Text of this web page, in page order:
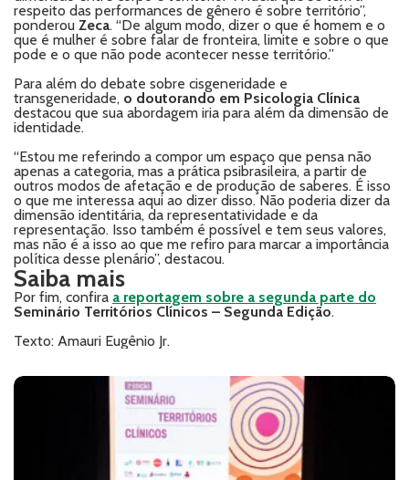
respeito das performances de gênero é sobre território”,
ponderou Zeca. “De algum modo, dizer o que é homem e o
que é mulher é sobre falar de fronteira, limite e sobre o que
pode e o que não pode acontecer nesse território.”
Para além do debate sobre cisgeneridade e
transgeneridade, o doutorando em Psicologia Clínica
destacou que sua abordagem iria para além da dimensão de
identidade.
“Estou me referindo a compor um espaço que pensa não
apenas a categoria, mas a prática psibrasileira, a partir de
outros modos de afetação e de produção de saberes. É isso
o que me interessa aqui ao dizer disso. Não poderia dizer da
dimensão identitária, da representatividade e da
representação. Isso também é possível e tem seus valores,
mas não é a isso ao que me refiro para marcar a importância
política desse plenário”, destacou.
Saiba mais
Por fim, confira a reportagem sobre a segunda parte do
Seminário Territórios Clínicos – Segunda Edição.
Texto: Amauri Eugênio Jr.